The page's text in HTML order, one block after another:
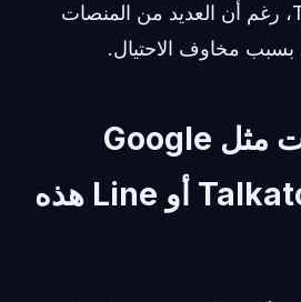
ورخيص مثل TextFree، رغم أن العديد من المنصات
بسبب مخاوف الاحتيال.
ألا تحل تطبيقات مثل Google
Voice أو Talkatone أو Line هذه